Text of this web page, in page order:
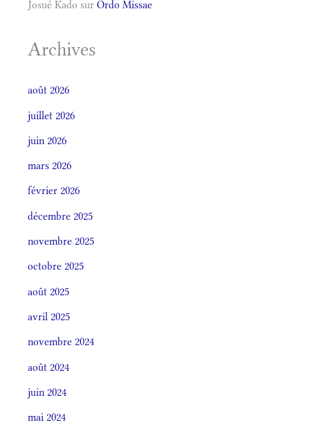
Josué Kado sur Ordo Missae
Archives
août 2026
juillet 2026
juin 2026
mars 2026
février 2026
décembre 2025
novembre 2025
octobre 2025
août 2025
avril 2025
novembre 2024
août 2024
juin 2024
mai 2024